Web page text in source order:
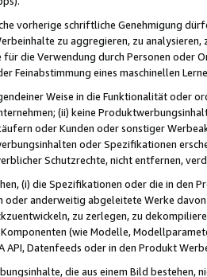
vorherige schriftliche Genehmigung
zu aggregieren, zu
für die Verwendung durch Personen
Feinabstimmung eines maschinellen
Weise in die Funktionalität oder
(ii) keine
oder Kunden oder sonstiger
oder Spezifikationen
Schutzrechte, nicht entfernen,
(i) die Spezifikationen oder die in
oder anderweitig abgeleitete Werke
zu zerlegen, zu
(wie Modelle,
API, Datenfeeds oder in den Produkt
die aus einem Bild bestehen,